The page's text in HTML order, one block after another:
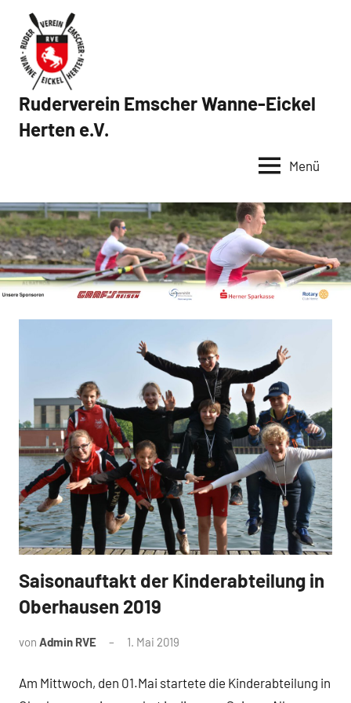
Inhalt
springen
Ruderverein Emscher Wanne-Eickel
Herten e.V.
Menü
News
Saisonauftakt der Kinderabteilung in
Oberhausen 2019
von Admin RVE 1. Mai 2019
Am Mittwoch, den 01.Mai startete die Kinderabteilung in